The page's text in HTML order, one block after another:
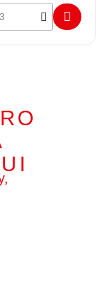
Test Collettivi []
- Italcorse K100